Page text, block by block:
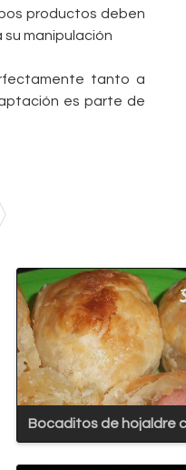
productos deben
manipulación
tanto a
es parte de
Bocaditos de hojaldre